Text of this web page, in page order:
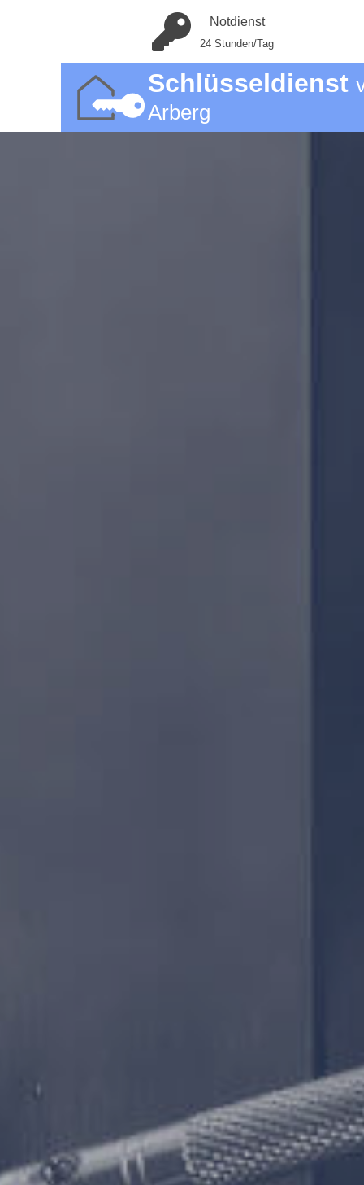
Notdienst
24 Stunden/Tag
Schlüsseldienst
Arberg